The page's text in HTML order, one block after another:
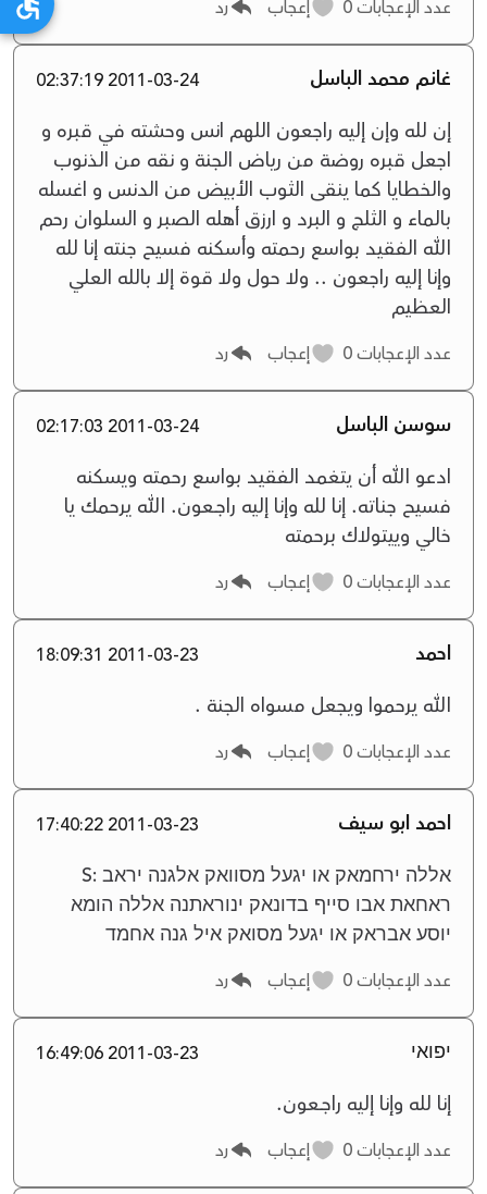
عدد الإعجابات إعجاب رد
غانم محمد الباسل 2011-03-24 02:37:19
إن لله وإن إليه راجعون اللهم انس وحشته في قبره و
اجعل قبره روضة من رياض الجنة و نقه من الذنوب
والخطايا كما ينقى الثوب الأبيض من الدنس و اغسله
بالماء و الثلج و البرد و ارزق أهله الصبر و السلوان رحم
الله الفقيد بواسع رحمته وأسكنه فسيح جنته إنا لله
وإنا إليه راجعون .. ولا حول ولا قوة إلا بالله العلي
العظيم
عدد الإعجابات إعجاب رد
سوسن الباسل 2011-03-24 02:17:03
ادعو الله أن يتغمد الفقيد بواسع رحمته ويسكنه
فسيح جناته. إنا لله وإنا إليه راجــعون. الله يرحمك يا
خالي وييتولاك برحمته
عدد الإعجابات إعجاب رد
احمد 2011-03-23 18:09:31
الله يرحموا ويجعل مسواه الجنة .
عدد الإعجابات إعجاب رد
احمد ابو سيف 2011-03-23 17:40:22
אללה ירחמאק או יגעל מסוואק אלגנה יראב :S
ראחאת אבו סייף בדונאק ינוראתנה אללה הומא
יוסע אבראק או יגעל מסואק איל גנה אחמד
عدد الإعجابات إعجاب رد
יפואי 2011-03-23 16:49:06
إنا لله وإنا إليه راجــعون.
عدد الإعجابات إعجاب رد